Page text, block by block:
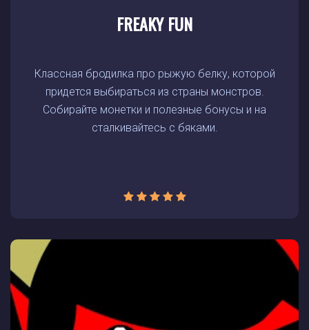
FREAKY FUN
Классная бродилка про рыжую белку, которой
придется выбираться из страны монстров.
Собирайте монетки и полезные бонусы и на
сталкивайтесь с бяками.